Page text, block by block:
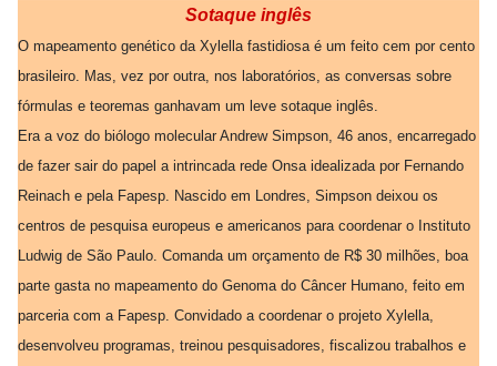
Sotaque inglês
O mapeamento genético da Xylella fastidiosa é um feito cem por cento
brasileiro. Mas, vez por outra, nos laboratórios, as conversas sobre
fórmulas e teoremas ganhavam um leve sotaque inglês.
Era a voz do biólogo molecular Andrew Simpson, 46 anos, encarregado
de fazer sair do papel a intrincada rede Onsa idealizada por Fernando
Reinach e pela Fapesp. Nascido em Londres, Simpson deixou os
centros de pesquisa europeus e americanos para coordenar o Instituto
Ludwig de São Paulo. Comanda um orçamento de R$ 30 milhões, boa
parte gasta no mapeamento do Genoma do Câncer Humano, feito em
parceria com a Fapesp. Convidado a coordenar o projeto Xylella,
desenvolveu programas, treinou pesquisadores, fiscalizou trabalhos e